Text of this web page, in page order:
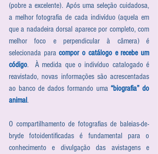
(pobre a excelente). Após uma seleção cuidadosa,
a melhor fotografia de cada indivíduo (aquela em
que a nadadeira dorsal aparece por completo, com
melhor foco e perpendicular à câmera) é
selecionada para compor o catálogo e recebe um
código.  À medida que o indivíduo catalogado é
reavistado, novas informações são acrescentadas
ao banco de dados formando uma “biografia” do
animal.
O compartilhamento de fotografias de baleias-de-
bryde fotoidentificadas é fundamental para o
conhecimento e divulgação das avistagens e